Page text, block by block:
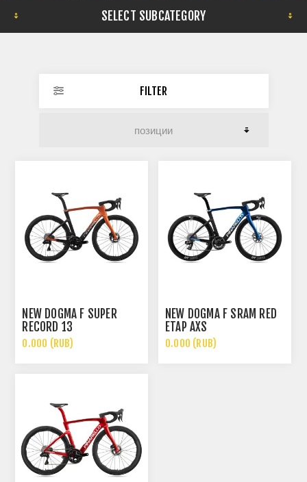
SELECT SUBCATEGORY
FILTER
NEW DOGMA F SUPER
RECORD 13
0.000 (RUB)
NEW DOGMA F SRAM RED
ETAP AXS
0.000 (RUB)